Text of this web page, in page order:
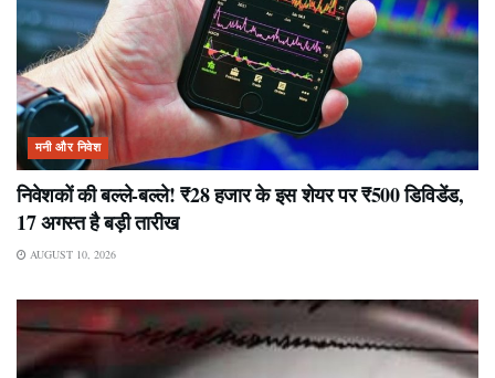
मनी और निवेश
निवेशकों की बल्ले-बल्ले! ₹28 हजार के इस शेयर पर ₹500 डिविडेंड,
17 अगस्त है बड़ी तारीख
AUGUST 10, 2026